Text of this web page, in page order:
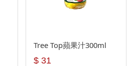
Tree Top蘋果汁300ml
$ 31